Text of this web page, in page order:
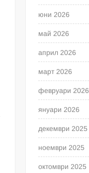
юни 2026
май 2026
април 2026
март 2026
февруари 2026
януари 2026
декември 2025
ноември 2025
октомври 2025